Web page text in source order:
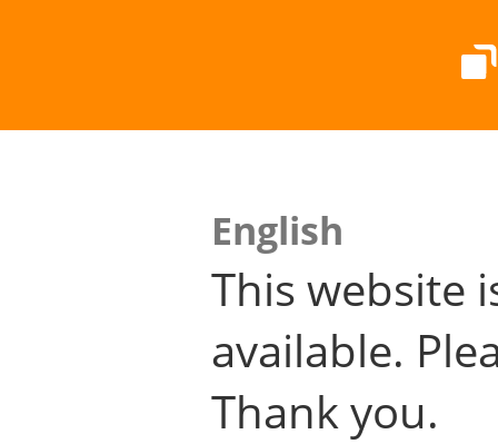
English
This website
available.
Thank you.